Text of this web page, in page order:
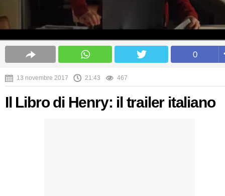
0
13 novembre 2017 21:43 467
Il Libro di Henry: il trailer italiano